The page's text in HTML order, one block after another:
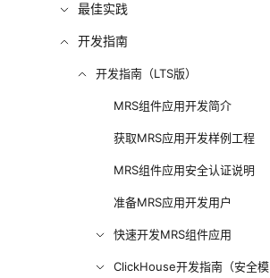
最佳实践
开发指南
开发指南（LTS版）
MRS组件应用开发简介
获取MRS应用开发样例工程
MRS组件应用安全认证说明
准备MRS应用开发用户
快速开发MRS组件应用
ClickHouse开发指南（安全模